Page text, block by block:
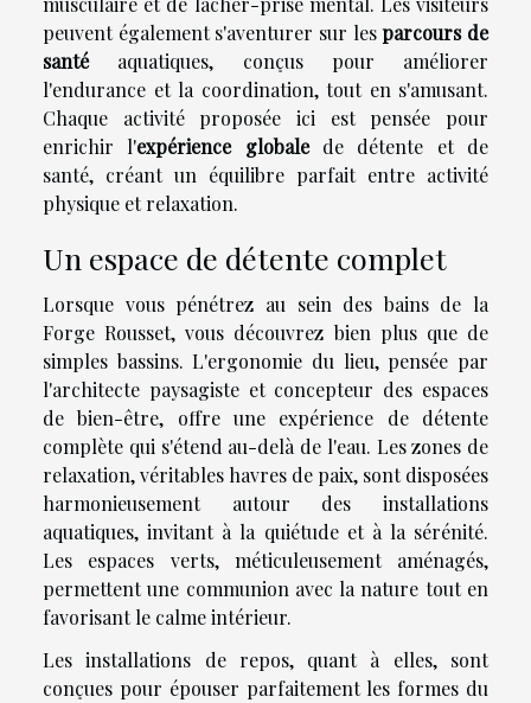
peuvent également s'aventurer sur lesparcours de
santéaquatiques, conçus pour améliorer
l'endurance et la coordination, tout en s'amusant.
Chaque activité proposée ici est pensée pour
enrichir l'expérience globalede détente et de
santé, créant un équilibre parfait entre activité
physique et relaxation.
Un espace de détente complet
Lorsque vous pénétrez au sein des bains de la
Forge Rousset, vous découvrez bien plus que de
simples bassins. L'ergonomie du lieu, pensée par
l'architecte paysagiste et concepteur des espaces
de bien-être, offre une expérience de détente
complète qui s'étend au-delà de l'eau. Les zones de
relaxation, véritables havres de paix, sont disposées
harmonieusement autour des installations
aquatiques, invitant à la quiétude et à la sérénité.
Les espaces verts, méticuleusement aménagés,
permettent une communion avec la nature tout en
favorisant le calme intérieur.
Les installations de repos, quant à elles, sont
conçues pour épouser parfaitement les formes du